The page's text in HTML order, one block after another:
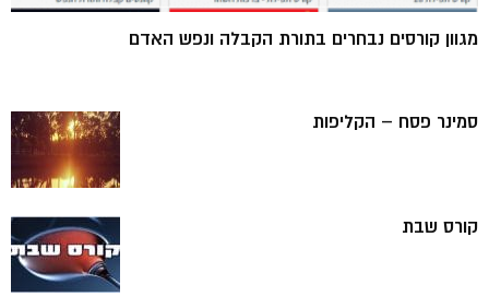
מגוון קורסים נבחרים בתורת הקבלה ונפש האדם
סמינר פסח – הקליפות
קורס שבת